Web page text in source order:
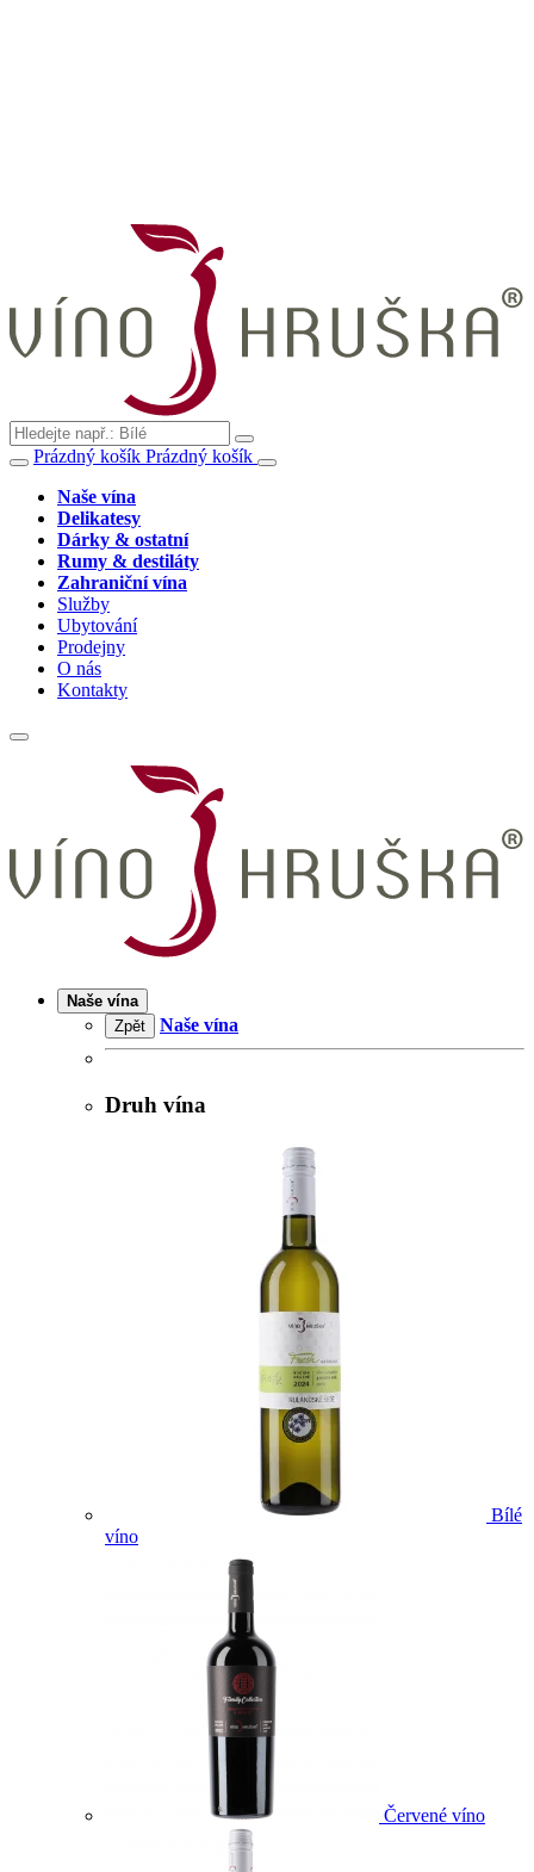
Prázdný košík Prázdný košík
Naše vína
Delikatesy
Dárky & ostatní
Rumy & destiláty
Zahraniční vína
Služby
Ubytování
Prodejny
O nás
Kontakty
Naše vína
Zpět
Naše vína
Druh vína
Bílé
víno
Červené víno